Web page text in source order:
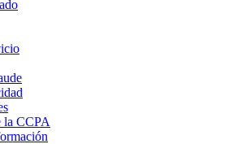
la CCPA